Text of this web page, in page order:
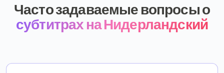
Часто задаваемые вопросы о
субтитрах на Нидерландский